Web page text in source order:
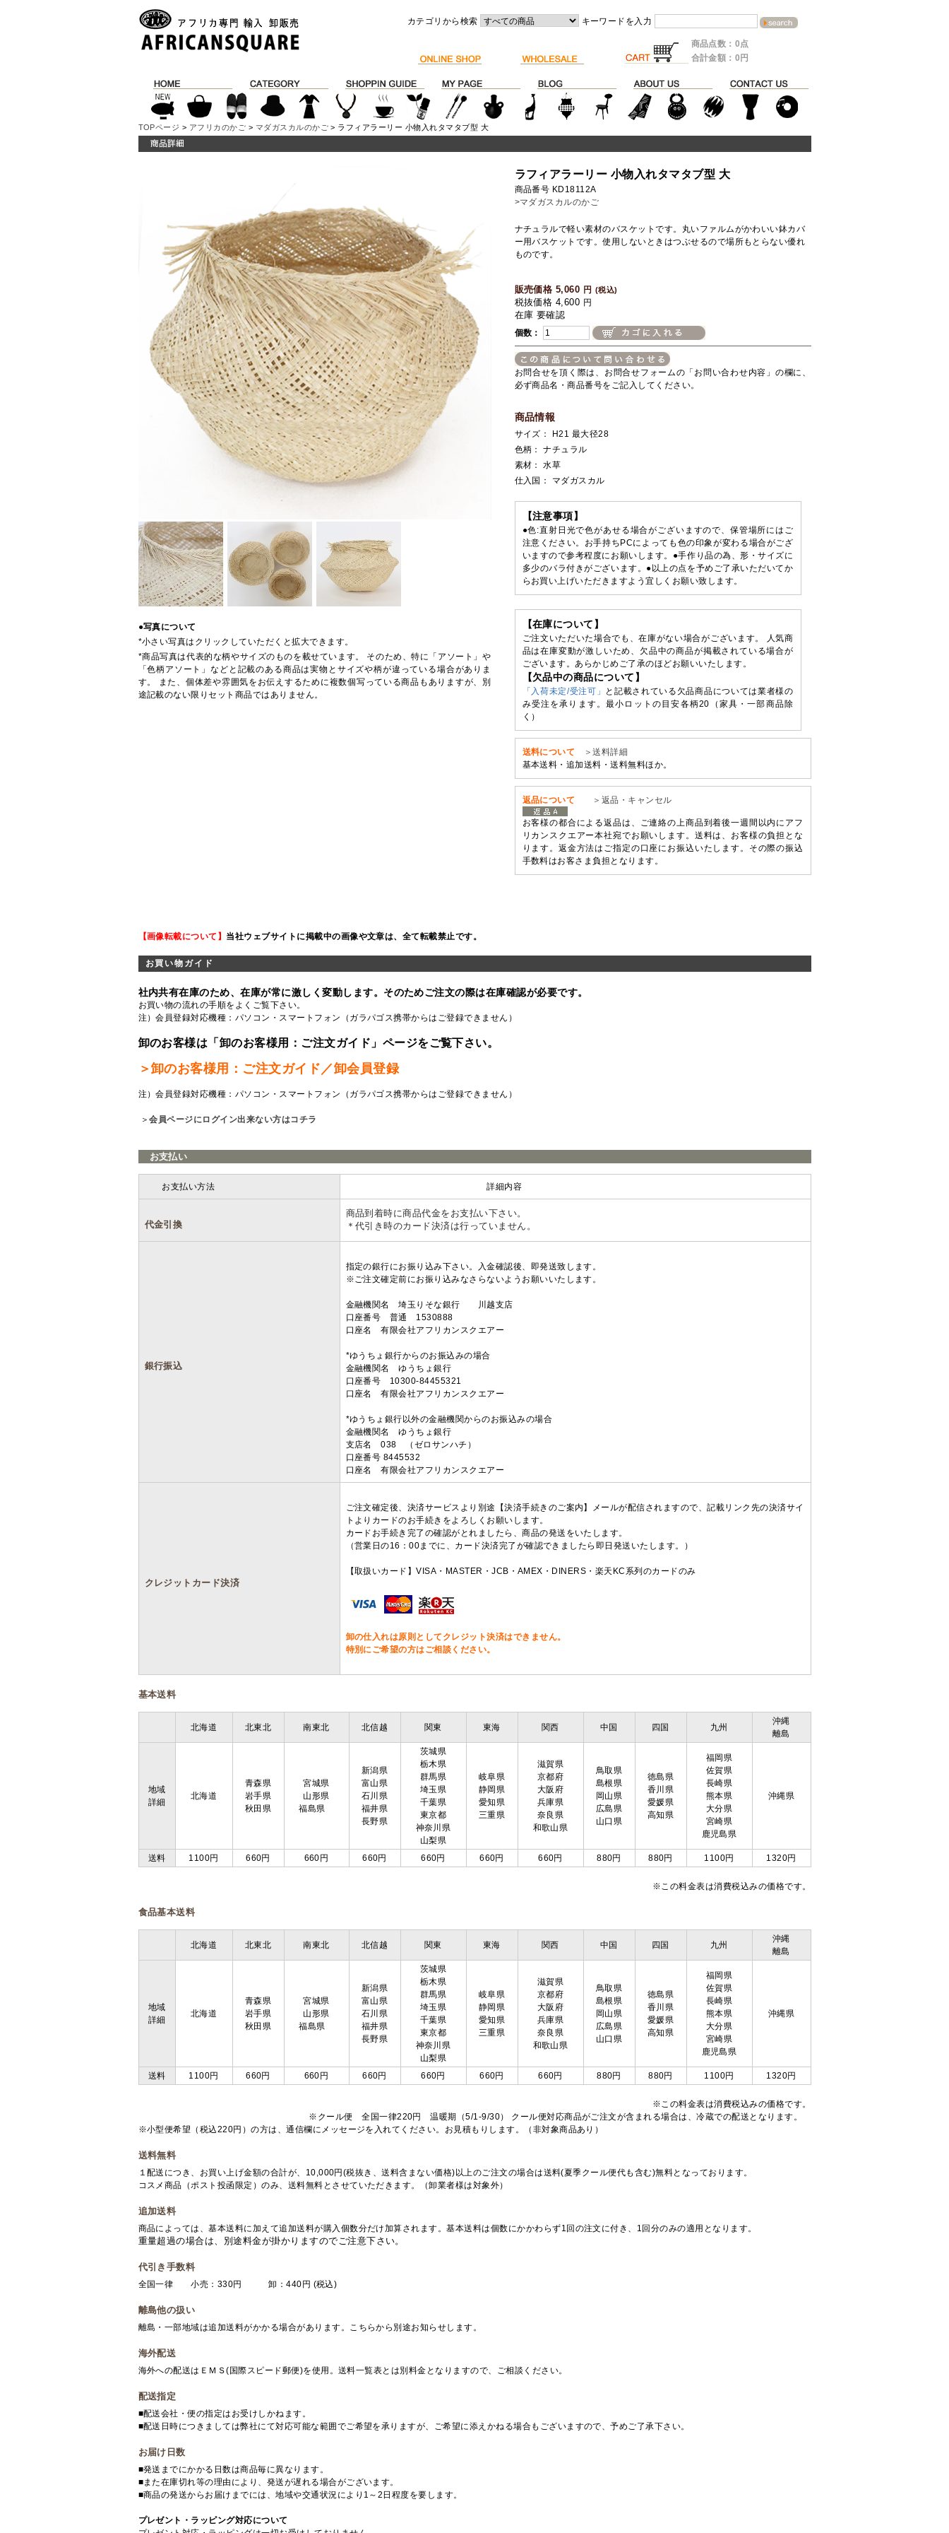
カテゴリから検索 キーワードを入力
商品点数：0点
合計金額：0円
TOPページ > アフリカのかご > マダガスカルのかご > ラフィアラーリー 小物入れタマタブ型 大
●写真について
*小さい写真はクリックしていただくと拡大できます。
*商品写真は代表的な柄やサイズのものを載せています。 そのため、特に「アソート」や
「色柄アソート」などと記載のある商品は実物とサイズや柄が違っている場合がありま
す。 また、個体差や雰囲気をお伝えするために複数個写っている商品もありますが、別
途記載のない限りセット商品ではありません。
ラフィアラーリー 小物入れタマタブ型 大
商品番号 KD18112A
>マダガスカルのかご
ナチュラルで軽い素材のバスケットです。丸いファルムがかわいい鉢カバ
ー用バスケットです。使用しないときはつぶせるので場所もとらない優れ
ものです。
販売価格 5,060 円 (税込)
税抜価格 4,600 円
在庫 要確認
個数：
お問合せを頂く際は、お問合せフォームの「お問い合わせ内容」の欄に、
必ず商品名・商品番号をご記入してください。
商品情報
サイズ： H21 最大径28
色柄： ナチュラル
素材： 水草
仕入国： マダガスカル
【注意事項】
●色:直射日光で色があせる場合がございますので、保管場所にはご
注意ください。お手持ちPCによっても色の印象が変わる場合がござ
いますので参考程度にお願いします。●手作り品の為、形・サイズに
多少のバラ付きがございます。●以上の点を予めご了承いただいてか
らお買い上げいただきますよう宜しくお願い致します。
【在庫について】
ご注文いただいた場合でも、在庫がない場合がございます。 人気商
品は在庫変動が激しいため、欠品中の商品が掲載されている場合が
ございます。あらかじめご了承のほどお願いいたします。
【欠品中の商品について】
「入荷未定/受注可」
と記載されている欠品商品については業者様の
み受注を承ります。最小ロットの目安各柄20（家具・一部商品除
く）
送料について
＞送料詳細
基本送料・追加送料・送料無料ほか。
返品について ＞返品・キャンセル
お客様の都合による返品は、ご連絡の上商品到着後一週間以内にアフ
リカンスクエアー本社宛でお願いします。送料は、お客様の負担とな
ります。返金方法はご指定の口座にお振込いたします。その際の振込
手数料はお客さま負担となります。
【画像転載について】 当社ウェブサイトに掲載中の画像や文章は、全て転載禁止です。
お買い物ガイド
社内共有在庫のため、在庫が常に激しく変動します。そのためご注文の際は在庫確認が必要です。
お買い物の流れの手順をよくご覧下さい。
注）会員登録対応機種：パソコン・スマートフォン（ガラパゴス携帯からはご登録できません）
卸のお客様は「卸のお客様用：ご注文ガイド」ページをご覧下さい。
＞卸のお客様用：ご注文ガイド／卸会員登録
注）会員登録対応機種：パソコン・スマートフォン（ガラパゴス携帯からはご登録できません）
＞会員ページにログイン出来ない方はコチラ
お支払い
お支払い方法 詳細内容
代金引換
商品到着時に商品代金をお支払い下さい。
＊代引き時のカード決済は行っていません。
銀行振込
指定の銀行にお振り込み下さい。入金確認後、即発送致します。
※ご注文確定前にお振り込みなさらないようお願いいたします。
金融機関名 埼玉りそな銀行 川越支店
口座番号 普通 1530888
口座名 有限会社アフリカンスクエアー
*ゆうちょ銀行からのお振込みの場合
金融機関名 ゆうちょ銀行
口座番号 10300-84455321
口座名 有限会社アフリカンスクエアー
*ゆうちょ銀行以外の金融機関からのお振込みの場合
金融機関名 ゆうちょ銀行
支店名 038 （ゼロサンハチ）
口座番号 8445532
口座名 有限会社アフリカンスクエアー
クレジットカード決済
ご注文確定後、決済サービスより別途【決済手続きのご案内】メールが配信されますので、記載リンク先の決済サイ
トよりカードのお手続きをよろしくお願いします。
カードお手続き完了の確認がとれましたら、商品の発送をいたします。
（営業日の16：00までに、カード決済完了が確認できましたら即日発送いたします。）
【取扱いカード】VISA・MASTER・JCB・AMEX・DINERS・楽天KC系列のカードのみ
卸の仕入れは原則としてクレジット決済はできません。
特別にご希望の方はご相談ください。
基本送料
北海道 北東北 南東北 北信越 関東 東海 関西 中国 四国 九州
沖縄
離島
地域
詳細
北海道
青森県
岩手県
秋田県
宮城県
山形県
福島県
新潟県
富山県
石川県
福井県
長野県
茨城県
栃木県
群馬県
埼玉県
千葉県
東京都
神奈川県
山梨県
岐阜県
静岡県
愛知県
三重県
滋賀県
京都府
大阪府
兵庫県
奈良県
和歌山県
鳥取県
島根県
岡山県
広島県
山口県
徳島県
香川県
愛媛県
高知県
福岡県
佐賀県
長崎県
熊本県
大分県
宮崎県
鹿児島県
沖縄県
送料 1100円 660円 660円 660円 660円 660円 660円 880円 880円 1100円 1320円
※この料金表は消費税込みの価格です。
食品基本送料
北海道 北東北 南東北 北信越 関東 東海 関西 中国 四国 九州
沖縄
離島
地域
詳細
北海道
青森県
岩手県
秋田県
宮城県
山形県
福島県
新潟県
富山県
石川県
福井県
長野県
茨城県
栃木県
群馬県
埼玉県
千葉県
東京都
神奈川県
山梨県
岐阜県
静岡県
愛知県
三重県
滋賀県
京都府
大阪府
兵庫県
奈良県
和歌山県
鳥取県
島根県
岡山県
広島県
山口県
徳島県
香川県
愛媛県
高知県
福岡県
佐賀県
長崎県
熊本県
大分県
宮崎県
鹿児島県
沖縄県
送料 1100円 660円 660円 660円 660円 660円 660円 880円 880円 1100円 1320円
※この料金表は消費税込みの価格です。
※クール便 全国一律220円 温暖期（5/1-9/30） クール便対応商品がご注文が含まれる場合は、冷蔵での配送となります。
※小型便希望（税込220円）の方は、通信欄にメッセージを入れてください。お見積もりします。（非対象商品あり）
送料無料
１配送につき、お買い上げ金額の合計が、10,000円(税抜き、送料含まない価格)以上のご注文の場合は送料(夏季クール便代も含む)無料となっております。
コスメ商品（ポスト投函限定）のみ、送料無料とさせていただきます。（卸業者様は対象外）
追加送料
商品によっては、基本送料に加えて追加送料が購入個数分だけ加算されます。基本送料は個数にかかわらず1回の注文に付き、1回分のみの適用となります。
重量超過の場合は、別途料金が掛かりますのでご注意下さい。
代引き手数料
全国一律 小売：330円 卸：440円 (税込)
離島他の扱い
離島・一部地域は追加送料がかかる場合があります。こちらから別途お知らせします。
海外配送
海外への配送はＥＭＳ(国際スピード郵便)を使用。送料一覧表とは別料金となりますので、ご相談ください。
配送指定
■配送会社・便の指定はお受けしかねます。
■配送日時につきましては弊社にて対応可能な範囲でご希望を承りますが、ご希望に添えかねる場合もございますので、予めご了承下さい。
お届け日数
■発送までにかかる日数は商品毎に異なります。
■また在庫切れ等の理由により、発送が遅れる場合がございます。
■商品の発送からお届けまでには、地域や交通状況により1～2日程度を要します。
プレゼント・ラッピング対応について